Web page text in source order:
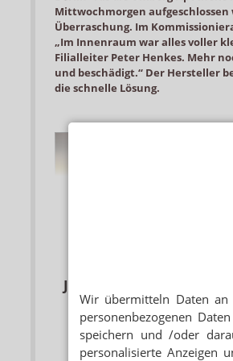
Wir übermitteln Daten
personenbezogenen
speichern und /oder
personalisierte Anzeigen
Mittwochmorgen aufgeschlossen
Überraschung. Im
„Im Innenraum war alles voller
Filialleiter Peter Henkes. Mehr
und beschädigt.“ Der Hersteller
die schnelle Lösung.
tausend Teile zerbrochen.“
Packungen aufgespießt
„Nach der ersten Korrespondenz
Guter
Jetzt bei APOTHEKE
Melden Sie